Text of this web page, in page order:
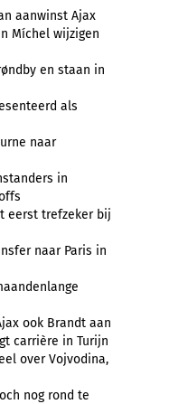
aanwinst Ajax
Míchel wijzigen
en staan in
als
naar
in
eerst trefzeker bij
naar Paris in
ook Brandt aan
carrière in Turijn
over Vojvodina,
nog rond te